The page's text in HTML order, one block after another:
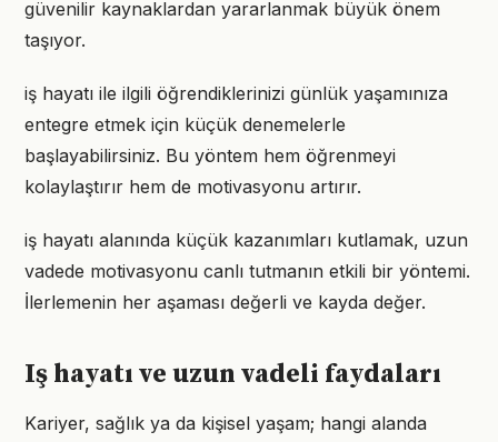
güvenilir kaynaklardan yararlanmak büyük önem
taşıyor.
iş hayatı ile ilgili öğrendiklerinizi günlük yaşamınıza
entegre etmek için küçük denemelerle
başlayabilirsiniz. Bu yöntem hem öğrenmeyi
kolaylaştırır hem de motivasyonu artırır.
iş hayatı alanında küçük kazanımları kutlamak, uzun
vadede motivasyonu canlı tutmanın etkili bir yöntemi.
İlerlemenin her aşaması değerli ve kayda değer.
Iş hayatı ve uzun vadeli faydaları
Kariyer, sağlık ya da kişisel yaşam; hangi alanda